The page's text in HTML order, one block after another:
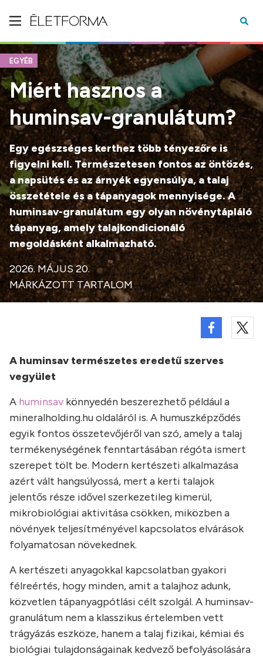
EGYÉB
Miért hasznos a
huminsav-granulátum?
Egy egészséges kerthez több tényezőre is
figyelni kell. Természetesen fontos az öntözés,
a napsütés és az árnyék egyensúlya, a talaj
összetétele és a tápanyagok mennyisége. A
huminsav-granulátum egy olyan növénytápláló
tápanyag, amely talajkondicionáló
megoldásként alkalmazható.
2026. MÁJUS 20.
MÁRKÁZOTT TARTALOM
A huminsav természetes eredetű szerves
vegyület
A huminsav könnyedén beszerezhető például a
mineralholding.hu oldaláról is. A humuszképződés
egyik fontos összetevőjéről van szó, amely a talaj
termékenységének fenntartásában régóta ismert
szerepet tölt be. Modern kertészeti alkalmazása
azért vált hangsúlyossá, mert a kerti talajok
jelentős része idővel szerkezetileg kimerül,
mikrobiológiai aktivitása csökken, miközben a
növények teljesítményével kapcsolatos elvárások
folyamatosan növekednek.
A kertészeti anyagokkal kapcsolatban gyakori
félreértés, hogy minden, amit a talajhoz adunk,
közvetlen tápanyagpótlási célt szolgál. A huminsav-
granulátum nem a klasszikus értelemben vett
trágyázás eszköze, hanem a talaj fizikai, kémiai és
biológiai tulajdonságainak kedvező befolyásolására